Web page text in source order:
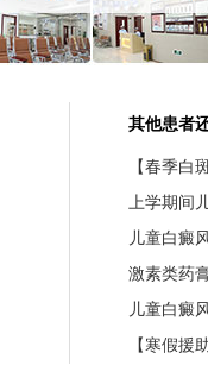
其他患者
【春季白
上学期间
儿童白癜
激素类药
儿童白癜
【寒假援